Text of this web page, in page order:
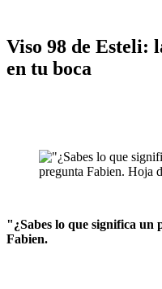
Viso 98 de Esteli:
en tu boca
"¿Sabes lo que significa
Fabien.